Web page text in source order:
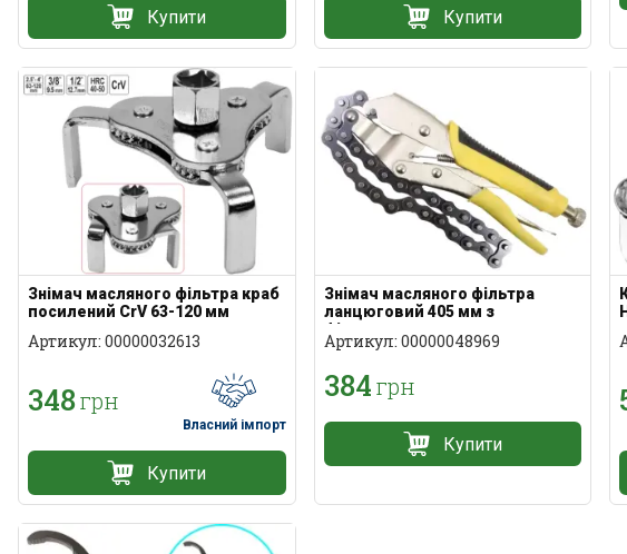
Купити Купити
Знімач масляного фільтра краб
посилений CrV 63-120 мм
Артикул: 00000032613
348грн
Власний імпорт
Купити
Знімач масляного фільтра
ланцюговий 405 мм з
фіксатором
Артикул: 00000048969
384грн
Купити